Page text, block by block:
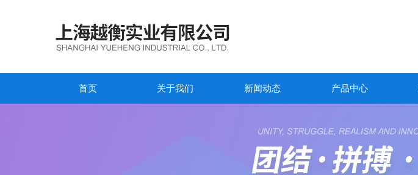
首页 关于我们 新闻动态 产品中心